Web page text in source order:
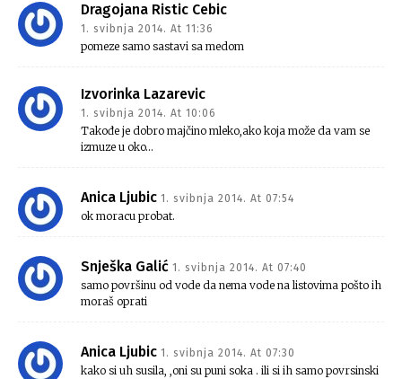
Dragojana Ristic Cebic
1. svibnja 2014. At 11:36
pomeze samo sastavi sa medom
Izvorinka Lazarevic
1. svibnja 2014. At 10:06
Takođe je dobro majčino mleko,ako koja može da vam se
izmuze u oko…
Anica Ljubic 1. svibnja 2014. At 07:54
ok moracu probat.
Snješka Galić 1. svibnja 2014. At 07:40
samo površinu od vode da nema vode na listovima pošto ih
moraš oprati
Anica Ljubic 1. svibnja 2014. At 07:30
kako si uh susila, ,oni su puni soka . ili si ih samo povrsinski